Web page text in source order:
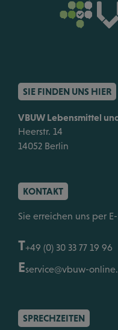
SIE FINDEN UNS HIER
VBUW Lebensmittel
Heerstr. 14
14052 Berlin
KONTAKT
Sie erreichen uns per
T+49 (0) 30 33 77 19 96
Eservice@vbuw-
SPRECHZEITEN